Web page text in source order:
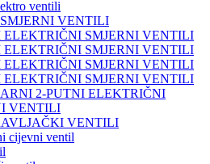
ventili
VENTILI
ELEKTRIČNI SMJERNI VENTILI
ELEKTRIČNI SMJERNI VENTILI
ELEKTRIČNI SMJERNI VENTILI
ELEKTRIČNI SMJERNI VENTILI
2-PUTNI ELEKTRIČNI
VENTILI
VENTILI
cijevni ventil